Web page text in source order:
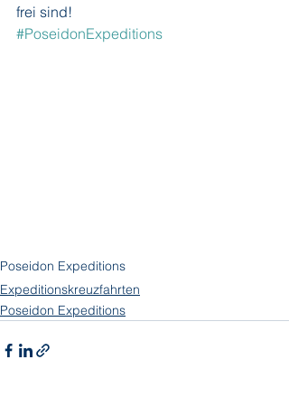
frei sind!
#PoseidonExpeditions
Poseidon Expeditions
Expeditionskreuzfahrten
Poseidon Expeditions